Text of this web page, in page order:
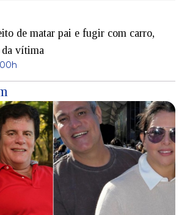
de matar pai e fugir com carro,
da vítima